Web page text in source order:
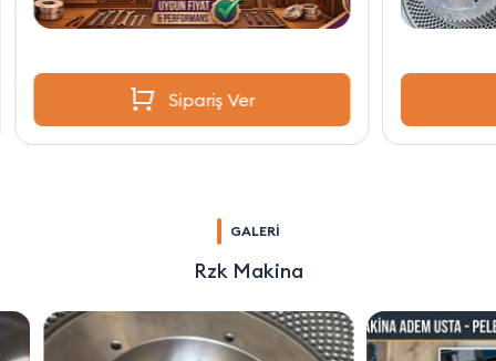
Sipariş Ver
GALERİ
Rzk Makina